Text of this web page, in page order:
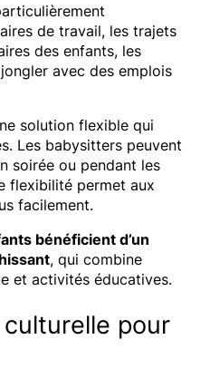
de travail, les trajets
des enfants, les
avec des emplois
solution flexible qui
Les babysitters peuvent
soirée ou pendant les
flexibilité permet aux
facilement.
bénéficient d’un
, qui combine
et activités éducatives.
pour